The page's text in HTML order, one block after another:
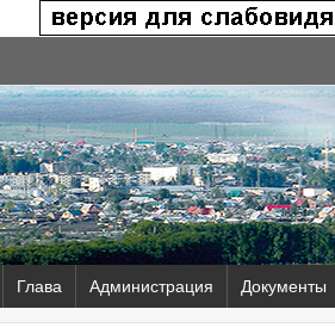
Глава Администрация Документы